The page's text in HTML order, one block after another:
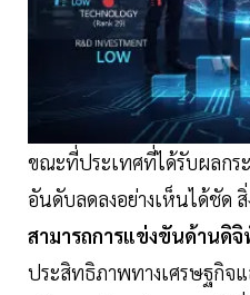
ขณะที่ประเทศที่ได้รับผลกร
อันดับลดลงอย่างเห็นได้ชัด
สามารถการแข่งขันด้านดิจิ
ประสิทธิภาพทางเศรษฐกิจ